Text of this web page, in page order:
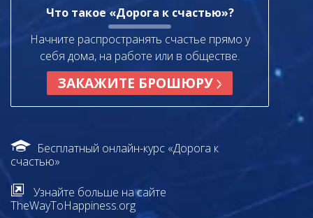
Что такое «Дорога к счастью»?
Начните распространять счастье прямо у
себя дома, на работе или в обществе.
ЗАКАЖИТЕ БРОШЮРУ
Бесплатный онлайн-курс «Дорога к
счастью»
Узнайте больше на сайте
TheWayToHappiness.org